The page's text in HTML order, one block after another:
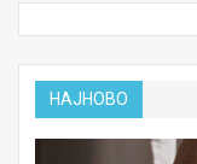
НАЈНОВО